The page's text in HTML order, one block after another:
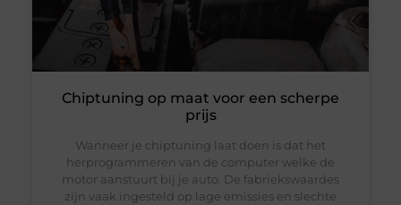
Chiptuning op maat voor een scherpe
prijs
Wanneer je chiptuning laat doen is dat het
herprogrammeren van de computer welke de
motor aanstuurt bij je auto. De fabriekswaardes
zijn vaak ingesteld op lage emissies en slechte